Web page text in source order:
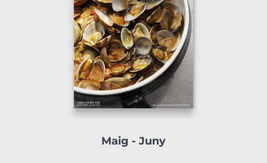
Maig - Juny